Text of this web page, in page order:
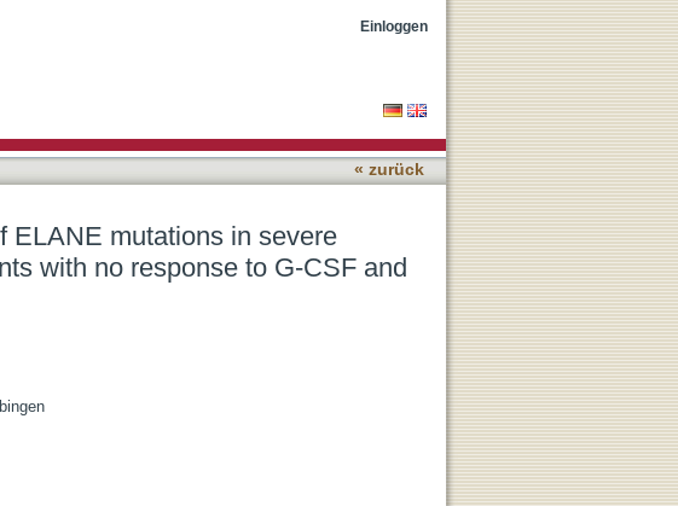
Einloggen
« zurück
ELANE mutations in severe
with no response to G-CSF and